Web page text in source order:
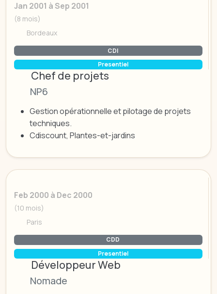
Jan 2001 à Sep 2001
(8 mois)
Bordeaux
CDI
Presentiel
Chef de projets
NP6
Gestion opérationnelle et pilotage de projets
techniques.
Cdiscount, Plantes-et-jardins
Feb 2000 à Dec 2000
(10 mois)
Paris
CDD
Presentiel
Développeur Web
Nomade